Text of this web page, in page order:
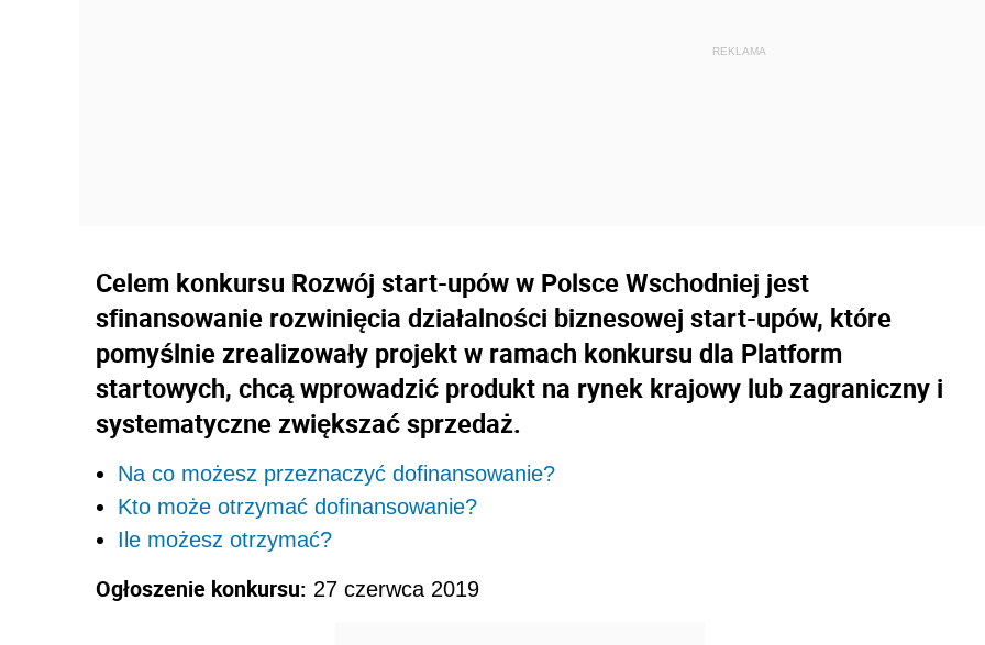
Celem konkursu Rozwój start-upów w Polsce Wschodniej jest
sfinansowanie rozwinięcia działalności biznesowej start-upów, które
pomyślnie zrealizowały projekt w ramach konkursu dla Platform
startowych, chcą wprowadzić produkt na rynek krajowy lub zagraniczny i
systematyczne zwiększać sprzedaż.
Na co możesz przeznaczyć dofinansowanie?
Kto może otrzymać dofinansowanie?
Ile możesz otrzymać?
Ogłoszenie konkursu: 27 czerwca 2019